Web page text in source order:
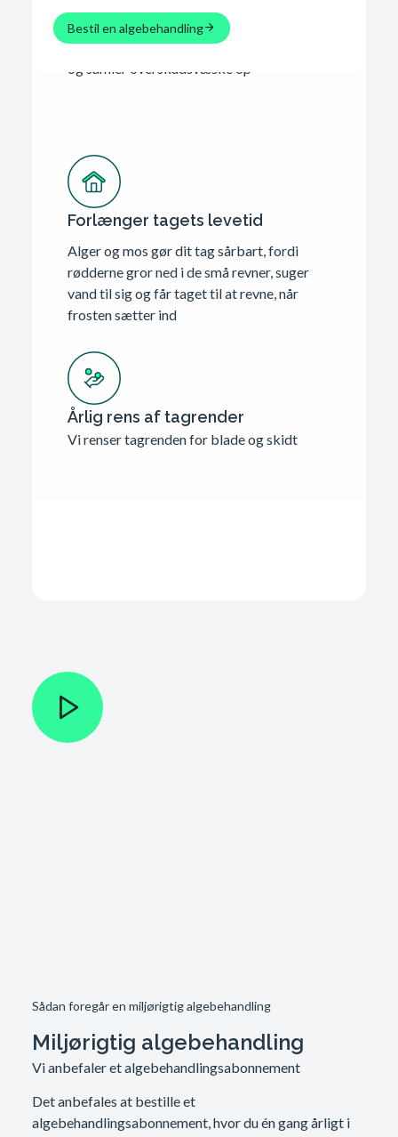
Bestil en algebehandling
Miljørigtig algebehandling
Vi bruger kun miljøgodkendte produkter,
og samler overskudsvæske op
Forlænger tagets levetid
Alger og mos gør dit tag sårbart, fordi
rødderne gror ned i de små revner, suger
vand til sig og får taget til at revne, når
frosten sætter ind
Årlig rens af tagrender
Vi renser tagrenden for blade og skidt
Sådan foregår en miljørigtig algebehandling
Miljørigtig algebehandling
Vi anbefaler et algebehandlingsabonnement
Det anbefales at bestille et
algebehandlingsabonnement, hvor du én gang årligt i